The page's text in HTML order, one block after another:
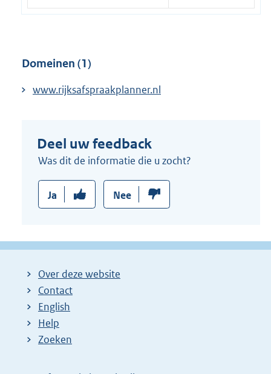
:
Domeinen (1)
www.rijksafspraakplanner.nl
Deel uw feedback
Was dit de informatie die u zocht?
Ja Nee
Over deze website
Contact
English
Help
Zoeken